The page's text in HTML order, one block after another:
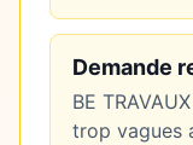
Demande
BE
trop vagues